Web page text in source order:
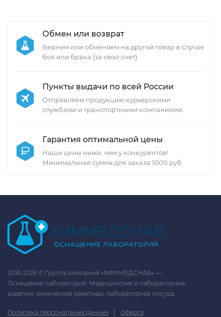
Обмен или возврат
Вернем или обменяем на другой товар в случае
боя или брака (за свой счет).
Пункты выдачи по всей России
Отправляем продукцию курьерскими
службами и транспортными компаниями.
Гарантия оптимальной цены
Наши цены ниже, чем у конкурентов!
Минимальная сумма для заказа 1000 руб.
2016-2026 © Группа компаний «ХИММЕДСНАБ» —
Оснащение лабораторий. Медицинские и лабораторные
изделия, химические реактивы, лабораторная посуда.
Политика персональных данных | Оферта